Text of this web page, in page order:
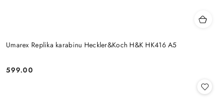
Umarex Replika karabinu Heckler&Koch H&K HK416 A5
Cena:
599.00